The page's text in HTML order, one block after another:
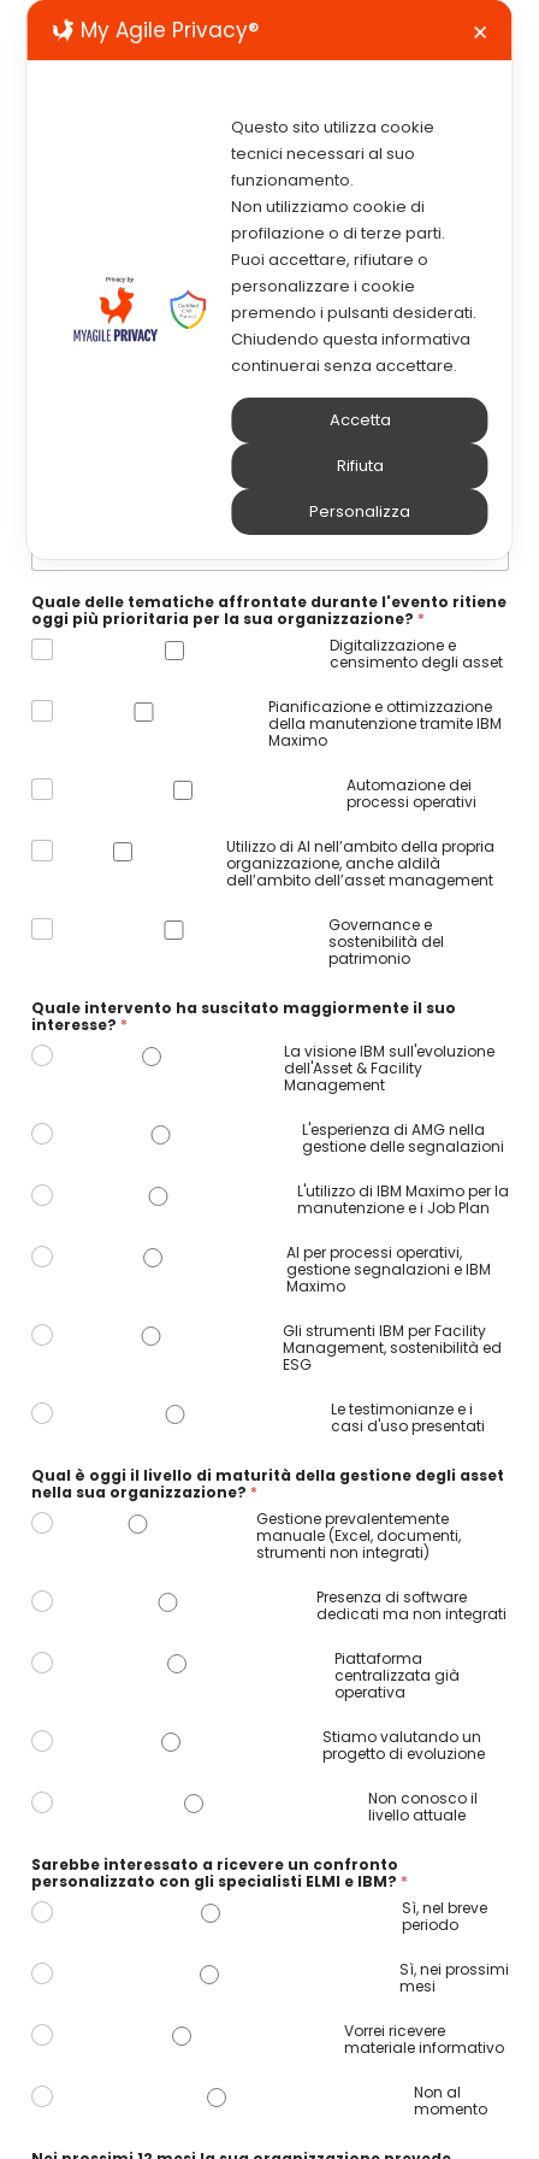
Sarebbe importante per noi
ricevere un tuo feedback
riguardo all’evento a cui hai
partecipato. Solo poche domande
che possono aiutarci a migliorare
sempre di più.
Quale delle tematiche affrontate durante l'evento ritiene
oggi più prioritaria per la sua organizzazione? *
Digitalizzazione e
censimento degli asset
Pianificazione e ottimizzazione
della manutenzione tramite IBM
Maximo
Automazione dei
processi operativi
Utilizzo di AI nell’ambito della propria
organizzazione, anche aldilà
dell’ambito dell’asset management
Governance e
sostenibilità del
patrimonio
Quale intervento ha suscitato maggiormente il suo
interesse? *
La visione IBM sull'evoluzione
dell'Asset & Facility
Management
L'esperienza di AMG nella
gestione delle segnalazioni
L'utilizzo di IBM Maximo per la
manutenzione e i Job Plan
AI per processi operativi,
gestione segnalazioni e IBM
Maximo
Gli strumenti IBM per Facility
Management, sostenibilità ed
ESG
Le testimonianze e i
casi d'uso presentati
e
m
a
t
e
p
t
r
n
i
r
v
e
r
e
Qual è oggi il livello di maturità della gestione degli asset
nella sua organizzazione? *
Gestione prevalentemente
manuale (Excel, documenti,
strumenti non integrati)
Presenza di software
dedicati ma non integrati
Piattaforma
centralizzata già
operativa
Stiamo valutando un
progetto di evoluzione
Non conosco il
livello attuale
Sarebbe interessato a ricevere un confronto
personalizzato con gli specialisti ELMI e IBM? *
Sì, nel breve
periodo
Sì, nei prossimi
mesi
Vorrei ricevere
materiale informativo
Non al
momento
My Agile Privacy® ✕
Questo sito utilizza cookie
tecnici necessari al suo
funzionamento.
Non utilizziamo cookie di
profilazione o di terze parti.
Puoi accettare, rifiutare o
personalizzare i cookie
premendo i pulsanti desiderati.
Chiudendo questa informativa
continuerai senza accettare.
Accetta
Rifiuta
Personalizza